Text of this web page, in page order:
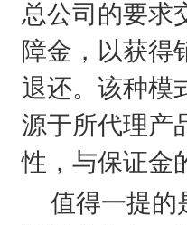
总公司的要求
障金，以获得
退还。该种模
源于所代理产
性，与保证金
值得一提的